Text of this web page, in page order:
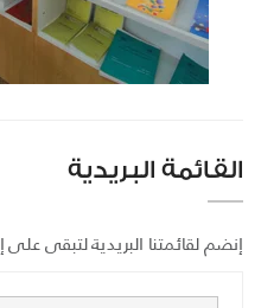
القائمة البريدية
إنضم لقائمتنا البريدية لتبقى على